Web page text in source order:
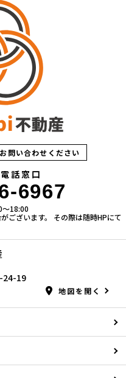
問い合わせください
話窓口
6967
〜18:00
ございます。 その際は随時HPにて
24-19
地図を開く